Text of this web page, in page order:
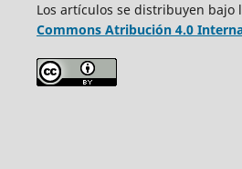
Los artículos se distribuyen bajo
Commons Atribución 4.0